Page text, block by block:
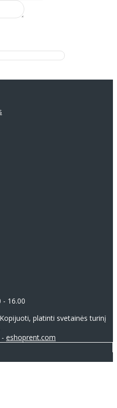
- 16.00
platinti svetainės turinį
- eshoprent.com